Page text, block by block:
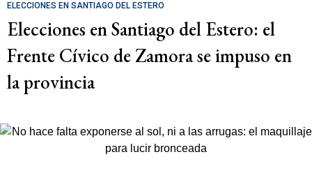
ELECCIONES EN SANTIAGO DEL ESTERO
Elecciones en Santiago del Estero: el
Frente Cívico de Zamora se impuso en
la provincia